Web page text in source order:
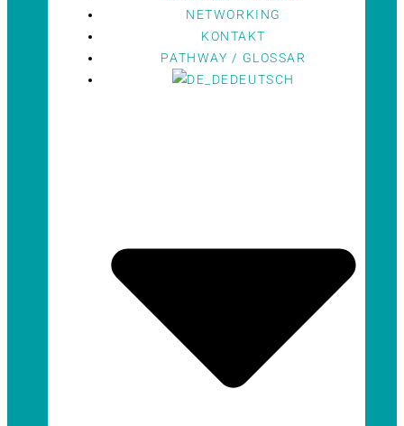
NETWORKING
KONTAKT
PATHWAY / GLOSSAR
DEUTSCH